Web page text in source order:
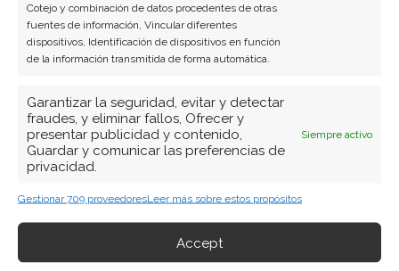
Cotejo y combinación de datos procedentes de otras
fuentes de información, Vincular diferentes
dispositivos, Identificación de dispositivos en función
de la información transmitida de forma automática.
Garantizar la seguridad, evitar y detectar
fraudes, y eliminar fallos, Ofrecer y
presentar publicidad y contenido,
Guardar y comunicar las preferencias de
privacidad.
Siempre activo
Gestionar 709 proveedoresLeer más sobre estos propósitos
Accept